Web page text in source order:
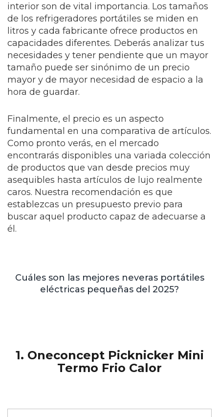
interior son de vital importancia. Los tamaños
de los refrigeradores portátiles se miden en
litros y cada fabricante ofrece productos en
capacidades diferentes. Deberás analizar tus
necesidades y tener pendiente que un mayor
tamaño puede ser sinónimo de un precio
mayor y de mayor necesidad de espacio a la
hora de guardar.
Finalmente, el precio es un aspecto
fundamental en una comparativa de artículos.
Como pronto verás, en el mercado
encontrarás disponibles una variada colección
de productos que van desde precios muy
asequibles hasta artículos de lujo realmente
caros. Nuestra recomendación es que
establezcas un presupuesto previo para
buscar aquel producto capaz de adecuarse a
él.
Cuáles son las mejores neveras portátiles
eléctricas pequeñas del 2025?
1. Oneconcept Picknicker Mini
Termo Frio Calor